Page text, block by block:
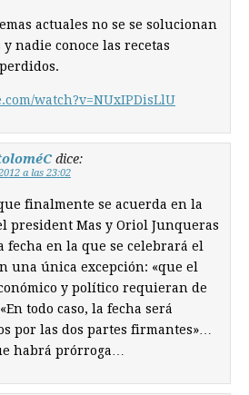
actuales no se se solucionan
nadie conoce las recetas
watch?v=NUxIPDisLlU
dice:
a las 23:02
finalmente se acuerda en la
president Mas y Oriol Junqueras
fecha en la que se celebrará el
una única excepción: «que el
y político requieran de
todo caso, la fecha será
por las dos partes firmantes»…
habrá prórroga…